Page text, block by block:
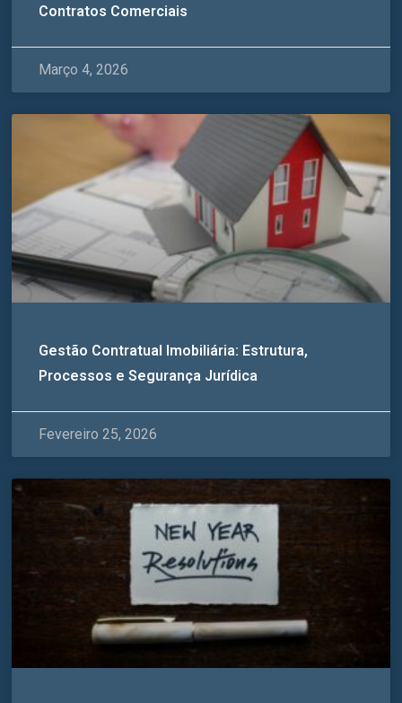
Contratos Comerciais
Março 4, 2026
Gestão Contratual Imobiliária: Estrutura,
Processos e Segurança Jurídica
Fevereiro 25, 2026